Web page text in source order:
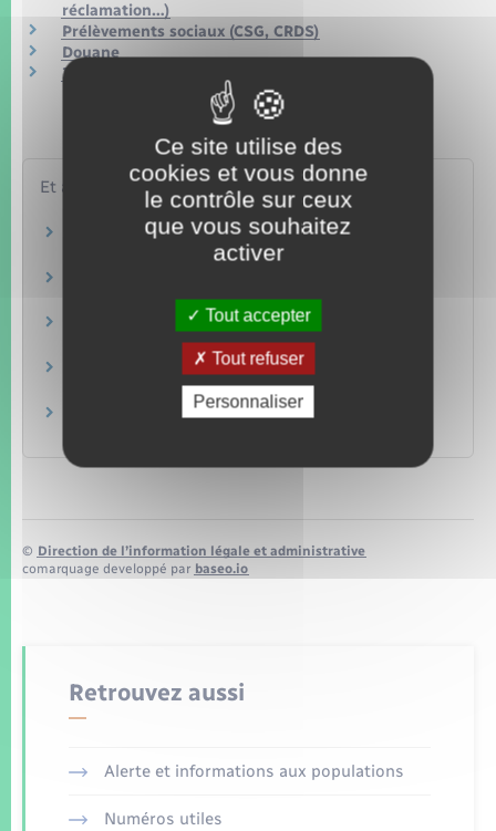
réclamation…)
Prélèvements sociaux (CSG, CRDS)
Douane
Impôt des résidents à l'étranger
Et aussi
Rentes et capitaux versés en cas de décès
Achat d'un terrain
Rémunération dans le secteur privé
Travail – Formation
Rémunération dans la fonction publique
© Direction de l’information légale et administrative
comarquage developpé par baseo.io
Retrouvez aussi
Alerte et informations aux populations
Numéros utiles
Ce site utilise des
cookies et vous donne
le contrôle sur ceux
que vous souhaitez
activer
Tout accepter
Tout refuser
Personnaliser